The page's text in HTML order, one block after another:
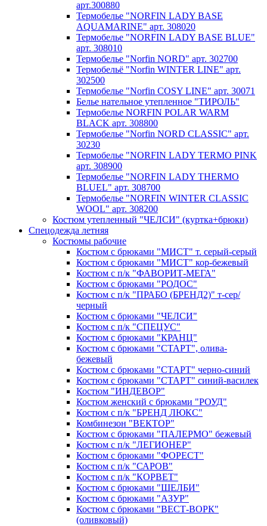
арт.300880
Термобелье "NORFIN LADY BASE
AQUAMARINE" арт. 308020
Термобелье "NORFIN LADY BASE BLUE"
арт. 308010
Термобелье "Norfin NORD" арт. 302700
Термобельё "Norfin WINTER LINE" арт.
302500
Термобелье "Norfin COSY LINE" арт. 30071
Белье нательное утепленное "ТИРОЛЬ"
Термобелье NORFIN POLAR WARM
BLACK арт. 308800
Термобелье "Norfin NORD CLASSIC" арт.
30230
Термобелье "NORFIN LADY TERMO PINK
арт. 308900
Термобелье "NORFIN LADY THERMO
BLUEL" арт. 308700
Термобелье "NORFIN WINTER CLASSIC
WOOL" арт. 308200
Костюм утепленный "ЧЕЛСИ" (куртка+брюки)
Спецодежда летняя
Костюмы рабочие
Костюм с брюками "МИСТ" т. серый-серый
Костюм с брюками "МИСТ" кор-бежевый
Костюм с п/к "ФАВОРИТ-МЕГА"
Костюм с брюками "РОДОС"
Костюм с п/к "ПРАБО (БРЕНД2)" т-сер/
черный
Костюм с брюками "ЧЕЛСИ"
Костюм с п/к "СПЕЦУС"
Костюм с брюками "КРАНЦ"
Костюм с брюками "СТАРТ", олива-
бежевый
Костюм с брюками "СТАРТ" черно-синий
Костюм с брюками "СТАРТ" синий-василек
Костюм "ИНДЕВОР"
Костюм женский с брюками "РОУД"
Костюм с п/к "БРЕНД ЛЮКС"
Комбинезон "ВЕКТОР"
Костюм с брюками "ПАЛЕРМО" бежевый
Костюм с п/к "ЛЕГИОНЕР"
Костюм с брюками "ФОРЕСТ"
Костюм с п/к "САРОВ"
Костюм с п/к "КОРВЕТ"
Костюм с брюками "ШЕЛБИ"
Костюм с брюками "АЗУР"
Костюм с брюками "ВЕСТ-ВОРК"
(оливковый)